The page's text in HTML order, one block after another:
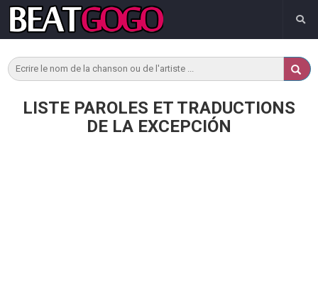
LISTE PAROLES ET TRADUCTIONS
DE LA EXCEPCIÓN